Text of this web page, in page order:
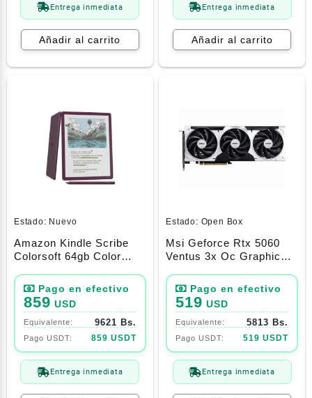
Entrega inmediata
Añadir al carrito
Entrega inmediata
Añadir al carrito
Estado: Nuevo
Amazon Kindle Scribe
Colorsoft 64gb Color
859 USD
9621 Bs.
859 USDT
Entrega inmediata
Estado: Open Box
Msi Geforce Rtx 5060
Ventus 3x Oc Graphics
519 USD
5813 Bs.
519 USDT
Entrega inmediata